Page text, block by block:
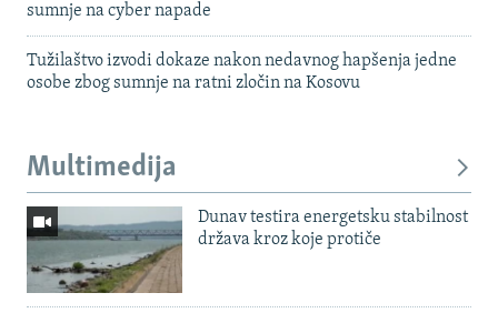
sumnje na cyber napade
Tužilaštvo izvodi dokaze nakon nedavnog hapšenja jedne
osobe zbog sumnje na ratni zločin na Kosovu
Multimedija
Dunav testira energetsku stabilnost
država kroz koje protiče